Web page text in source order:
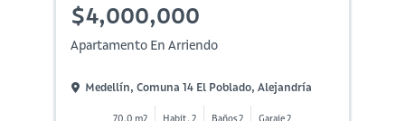
$4,000,000
Apartamento En Arriendo
Medellín, Comuna 14 El Poblado, Alejandría
70.0 m2 Habit. 2 Baños 2 Garaje 2